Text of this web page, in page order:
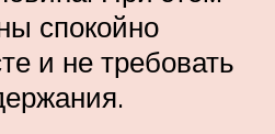
спокойно
и не требовать